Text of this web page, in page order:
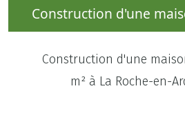
Construction d'une
Construction d'une
m² à La Roche-en-